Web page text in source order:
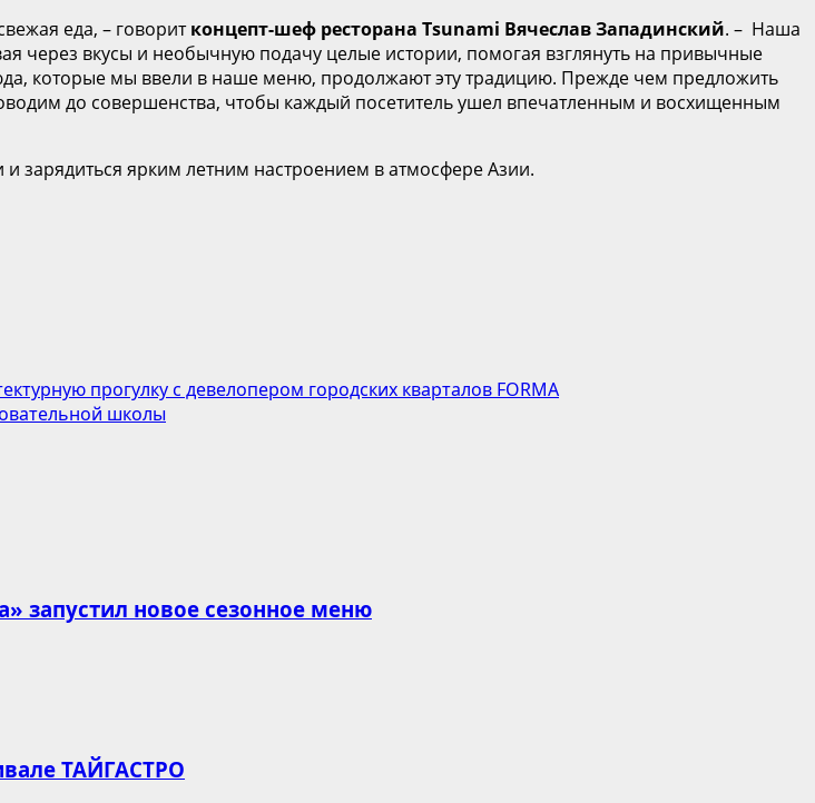
еда, – говоритконцепт-шеф ресторана Tsunami Вячеслав Западинский. – Наша
через вкусы и необычную подачу целые истории, помогая взглянуть на привычные
которые мы ввели в наше меню, продолжают эту традицию. Прежде чем предложить
до совершенства, чтобы каждый посетитель ушел впечатленным и восхищенным
зарядиться ярким летним настроением в атмосфере Азии.
прогулку с девелопером городских кварталов FORMA
школы
запустил новое сезонное меню
ТАЙГАСТРО